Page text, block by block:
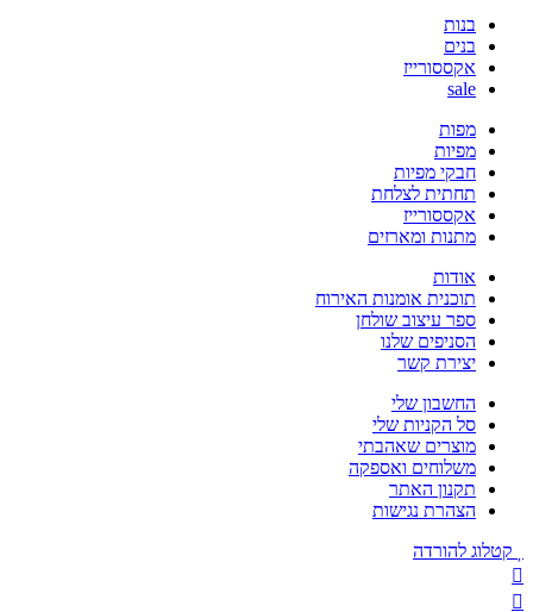
בנות
בנים
אקססורייז
sale
מפות
מפיות
חבקי מפיות
תחתית לצלחת
אקססורייז
מתנות ומארזים
אודות
תוכנית אומנות האירוח
ספר עיצוב שולחן
הסניפים שלנו
יצירת קשר
החשבון שלי
סל הקניות שלי
מוצרים שאהבתי
משלוחים ואספקה
תקנון האתר
הצהרת נגישות
קטלוג להורדה